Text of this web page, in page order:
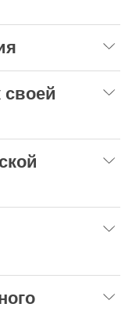
своей